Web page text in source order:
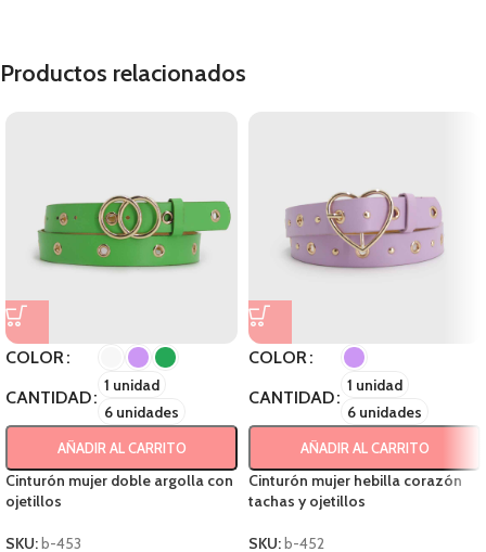
Productos relacionados
COLOR
CANTIDAD
1 unidad
6 unidades
AÑADIR AL CARRITO
Cinturón mujer doble argolla con
ojetillos
SKU: b-453
COLOR
CANTIDAD
1 unidad
6 unidades
AÑADIR AL CARRITO
Cinturón mujer hebilla corazón
tachas y ojetillos
SKU: b-452